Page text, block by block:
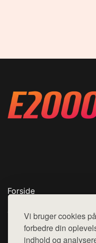
Vi bruger cookies
forbedre din
indhold og
Forside
Top Rabatter
Kontakt